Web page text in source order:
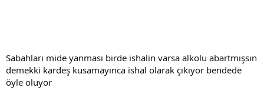
Sabahları mide yanması birde ishalin varsa alkolu abartmışsın
demekki kardeş kusamayınca ishal olarak çıkıyor bendede
öyle oluyor